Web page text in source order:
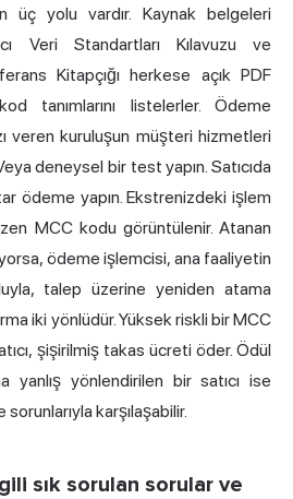
üç yolu vardır. Kaynak belgeleri
Veri Standartları Kılavuzu ve
Kitapçığı herkese açık PDF
tanımlarını listelerler. Ödeme
veren kuruluşun müşteri hizmetleri
deneysel bir test yapın. Satıcıda
ödeme yapın. Ekstrenizdeki işlem
MCC kodu görüntülenir. Atanan
ödeme işlemcisi, ana faaliyetin
talep üzerine yeniden atama
iki yönlüdür. Yüksek riskli bir MCC
şişirilmiş takas ücreti öder. Ödül
yanlış yönlendirilen bir satıcı ise
karşılaşabilir.
sık sorulan sorular ve